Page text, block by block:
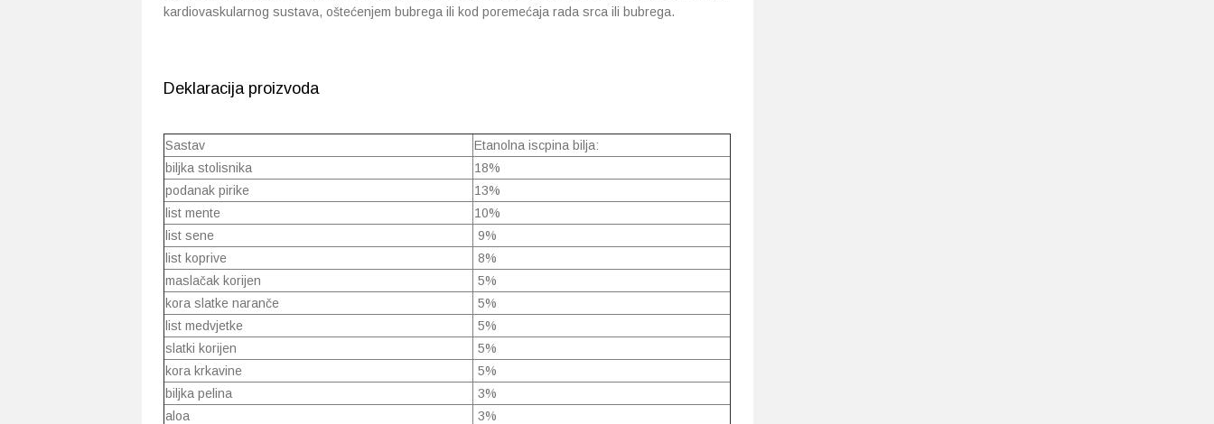
kardiovaskularnog sustava, oštećenjem bubrega ili kod poremećaja rada srca ili bubrega.
Deklaracija proizvoda
Sastav
Etanolna iscpina bilja:
biljka stolisnika
18%
podanak pirike
13%
list mente
10%
list sene
9%
list koprive
8%
maslačak korijen
5%
kora slatke naranče
5%
list medvjetke
5%
slatki korijen
5%
kora krkavine
5%
biljka pelina
3%
aloa
3%